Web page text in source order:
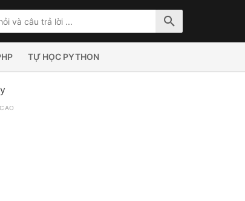
TỰ HỌC PYTHON